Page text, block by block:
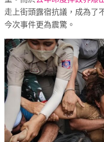
走上街頭露宿抗議，成為了
今次事件更為震驚。